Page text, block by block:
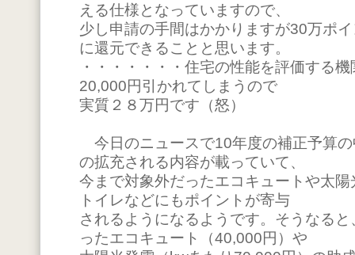
える仕様となっていますので、
少し申請の手間はかかりますが30万ポ
に還元できることと思います。
・・・・・・・住宅の性能を評価する
20,000円引かれてしまうので
実質２８万円です（怒）
今日のニュースで10年度の補正予算
の拡充される内容が載っていて、
今まで対象外だったエコキュートや太
トイレなどにもポイントが寄与
されるようになるようです。そうなる
ったエコキュート（40,000円）や